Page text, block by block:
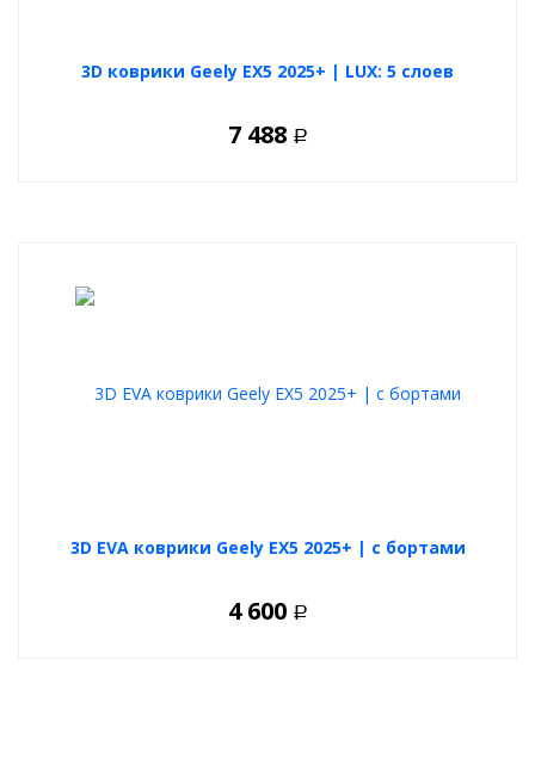
3D коврики Geely EX5 2025+ | LUX: 5 слоев
7 488 Р
3D EVA коврики Geely EX5 2025+ | с бортами
4 600 Р